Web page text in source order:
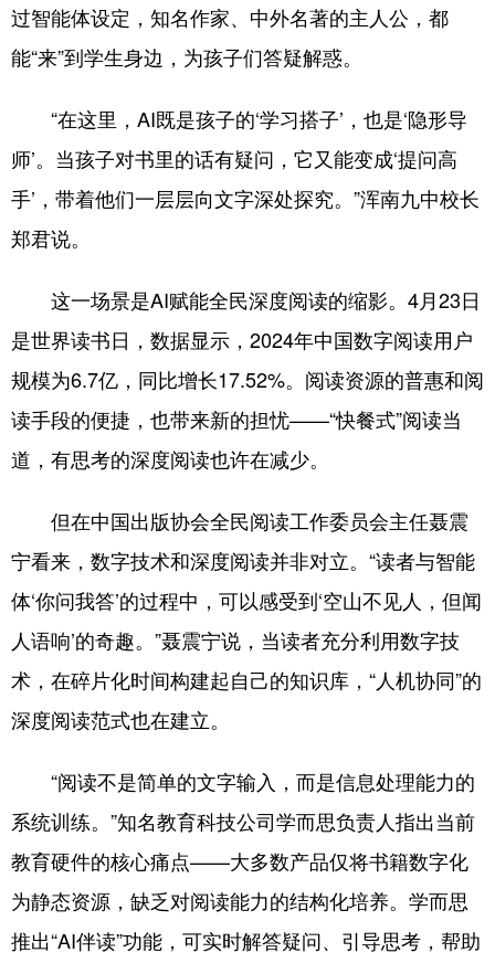
English Español Français عربى
Русский язык 日本語
Deutsch Português
过智能体设定，知名作家、中外名著的主人公，都
能“来”到学生身边，为孩子们答疑解惑。
“在这里，AI既是孩子的‘学习搭子’，也是‘隐形导
师’。当孩子对书里的话有疑问，它又能变成‘提问高
手’，带着他们一层层向文字深处探究。”浑南九中校长
郑君说。
这一场景是AI赋能全民深度阅读的缩影。4月23日
是世界读书日，数据显示，2024年中国数字阅读用户
规模为6.7亿，同比增长17.52%。阅读资源的普惠和阅
读手段的便捷，也带来新的担忧——“快餐式”阅读当
道，有思考的深度阅读也许在减少。
但在中国出版协会全民阅读工作委员会主任聂震
宁看来，数字技术和深度阅读并非对立。“读者与智能
体‘你问我答’的过程中，可以感受到‘空山不见人，但闻
人语响’的奇趣。”聂震宁说，当读者充分利用数字技
术，在碎片化时间构建起自己的知识库，“人机协同”的
深度阅读范式也在建立。
“阅读不是简单的文字输入，而是信息处理能力的
系统训练。”知名教育科技公司学而思负责人指出当前
教育硬件的核心痛点——大多数产品仅将书籍数字化
为静态资源，缺乏对阅读能力的结构化培养。学而思
推出“AI伴读”功能，可实时解答疑问、引导思考，帮助